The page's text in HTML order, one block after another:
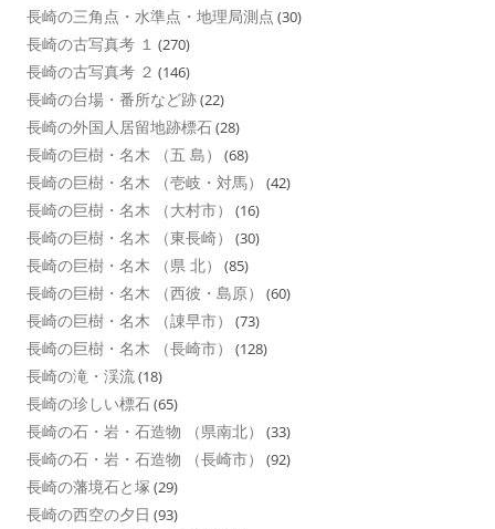
長崎の三角点・水準点・地理局測点 (30)
長崎の古写真考 １ (270)
長崎の古写真考 ２ (146)
長崎の台場・番所など跡(22)
長崎の外国人居留地跡標石(28)
長崎の巨樹・名木 （五 島） (68)
長崎の巨樹・名木 （壱岐・対馬） (42)
長崎の巨樹・名木 （大村市） (16)
長崎の巨樹・名木 （東長崎） (30)
長崎の巨樹・名木 （県 北） (85)
長崎の巨樹・名木 （西彼・島原） (60)
長崎の巨樹・名木 （諌早市） (73)
長崎の巨樹・名木 （長崎市） (128)
長崎の滝・渓流(18)
長崎の珍しい標石(65)
長崎の石・岩・石造物 （県南北） (33)
長崎の石・岩・石造物 （長崎市） (92)
長崎の藩境石と塚 (29)
長崎の西空の夕日 (93)